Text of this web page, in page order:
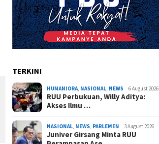
TERKINI
HUMANIORA NASIONAL NEWS 6 August 2026
RUU Perbukuan, Willy Aditya:
Akses Ilmu …
NASIONAL NEWS PARLEMEN 3 August 2026
Juniver Girsang Minta RUU